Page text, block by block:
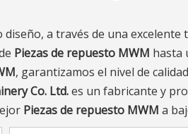
diseño, a través de una
Piezas de repuesto MWM hasta
, garantizamos el nivel de
Co. Ltd.es un fabricante y
Piezas de repuesto MWM a